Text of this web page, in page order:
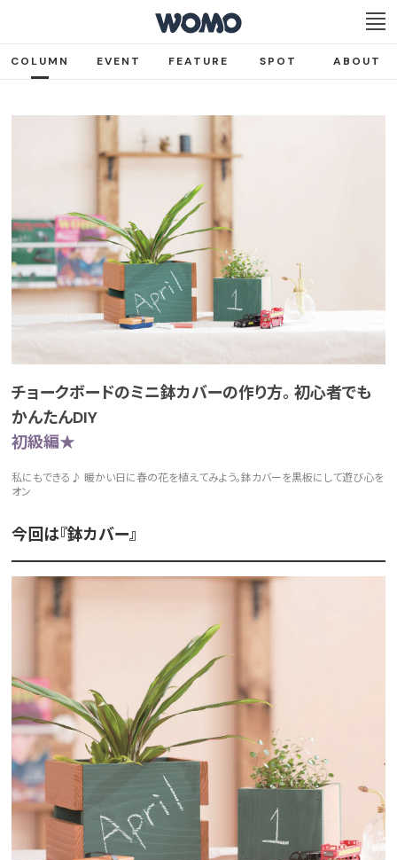
COLUMN EVENT FEATURE SPOT ABOUT
チョークボードのミニ鉢カバーの作り方。 初心者でも
かんたんDIY
初級編★
私にもできる♪ 暖かい日に春の花を植えてみよう。鉢カバーを黒板にして遊び心を
オン
今回は『鉢カバー』